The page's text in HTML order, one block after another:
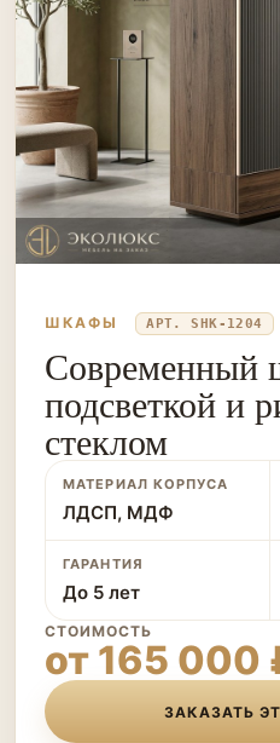
ШКАФЫ АРТ. SHK-1204
Современный
подсветкой и
стеклом
МАТЕРИАЛ КОРПУСА
ЛДСП, МДФ
ГАРАНТИЯ
До 5 лет
СТОИМОСТЬ
от 165 000
ЗАКАЗАТЬ